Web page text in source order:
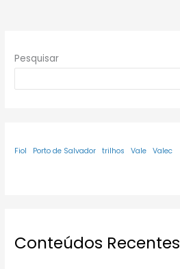
Pesquisar
Fiol Porto de Salvador trilhos Vale Valec
Conteúdos Recentes